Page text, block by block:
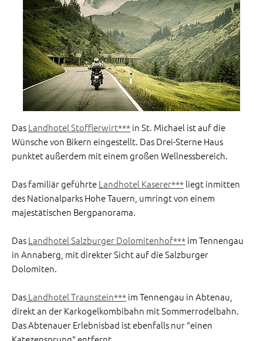
DasLandhotel Stofflerwirt***in St. Michael ist auf die
Wünsche von Bikern eingestellt. Das Drei-Sterne Haus
punktet außerdem mit einem großen Wellnessbereich.
Das familiär geführteLandhotel Kaserer***liegt inmitten
des Nationalparks Hohe Tauern, umringt von einem
majestätischen Bergpanorama.
DasLandhotel Salzburger Dolomitenhof***im Tennengau
in Annaberg, mit direkter Sicht auf die Salzburger
Dolomiten.
DasLandhotel Traunstein***im Tennengau in Abtenau,
direkt an der Karkogelkombibahn mit Sommerrodelbahn.
Das Abtenauer Erlebnisbad ist ebenfalls nur "einen